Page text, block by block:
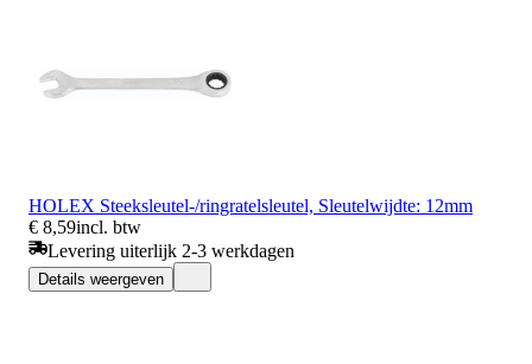
HOLEX Steeksleutel-/ringratelsleutel, Sleutelwijdte: 12mm
€ 8,59incl. btw
Levering uiterlijk 2-3 werkdagen
Details weergeven